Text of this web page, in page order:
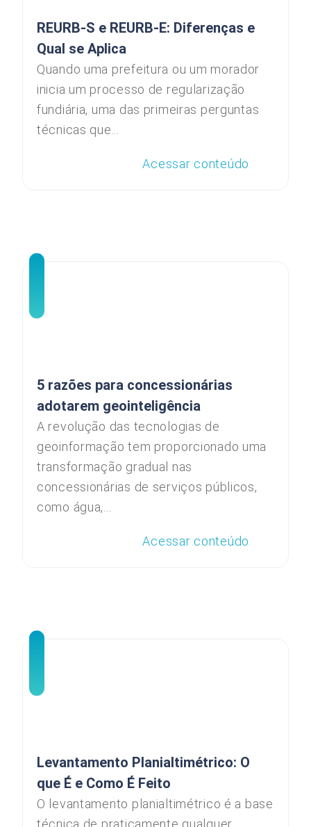
REURB-S e REURB-E: Diferenças e
Qual se Aplica
Quando uma prefeitura ou um morador
inicia um processo de regularização
fundiária, uma das primeiras perguntas
técnicas que...
Acessar conteúdo
5 razões para concessionárias
adotarem geointeligência
A revolução das tecnologias de
geoinformação tem proporcionado uma
transformação gradual nas
concessionárias de serviços públicos,
como água,...
Acessar conteúdo
Levantamento Planialtimétrico: O
que É e Como É Feito
O levantamento planialtimétrico é a base
técnica de praticamente qualquer